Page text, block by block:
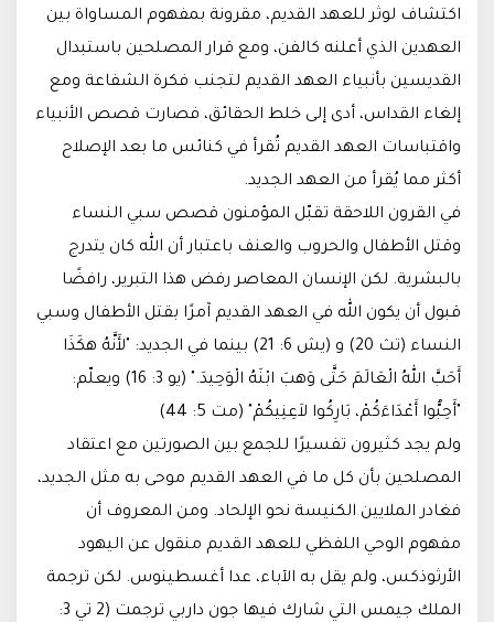
اكتشاف لوثر للعهد القديم، مقرونة بمفهوم المساواة بين
العهدين الذي أعلنه كالفن، ومع قرار المصلحين باستبدال
القديسين بأنبياء العهد القديم لتجنب فكرة الشفاعة ومع
إلغاء القداس، أدى إلى خلط الحقائق، فصارت قصص الأنبياء
واقتباسات العهد القديم تُقرأ في كنائس ما بعد الإصلاح
أكثر مما يُقرأ من العهد الجديد.
في القرون اللاحقة تقبّل المؤمنون قصص سبي النساء
وقتل الأطفال والحروب والعنف باعتبار أن الله كان يتدرج
بالبشرية. لكن الإنسان المعاصر رفض هذا التبرير، رافضًا
قبول أن يكون الله في العهد القديم آمرًا بقتل الأطفال وسبي
النساء (تث 20) و (يش 6: 21) بينما في الجديد: "لأَنَّهُ هكَذَا
أَحَبَّ اللهُ الْعَالَمَ حَتَّى وَهبَ ابْنَهُ الْوَحِيدَ." (يو 3: 16) ويعلّم:
"أَحِبُّوا أَعْدَاءَكُمْ، بَارِكُوا لاَعِنِيكُمْ" (مت 5: 44)
ولم يجد كثيرون تفسيرًا للجمع بين الصورتين مع اعتقاد
المصلحين بأن كل ما في العهد القديم موحى به مثل الجديد،
فغادر الملايين الكنيسة نحو الإلحاد. ومن المعروف أن
مفهوم الوحي اللفظي للعهد القديم منقول عن اليهود
الأرثوذكس، ولم يقل به الآباء، عدا أغسطينوس. لكن ترجمة
الملك جيمس التي شارك فيها جون داربي ترجمت (2 تي 3: